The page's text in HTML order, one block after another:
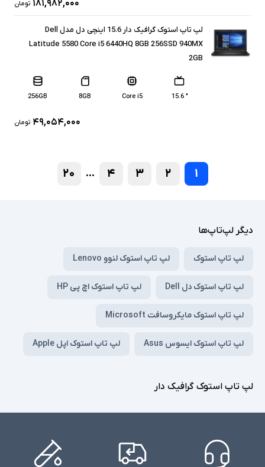
۱۸۱,۹۸۲,۰۰۰ تومان
لپ تاپ استوک گرافیک دار 15.6 اینچی دل مدل Dell
Latitude 5580 Core i5 6440HQ 8GB 256SSD 940MX
2GB
" 15.6
Core i5
8GB
256GB
۴۹,۰۵۴,۰۰۰ تومان
۱ ۲ ۳ ۴ ... ۲۰
دیگر لپ‌تاپ‌ها
لپ تاپ استوک لپ تاپ استوک لنوو Lenovo
لپ تاپ استوک دل Dell لپ تاپ استوک اچ پی HP
لپ تاپ استوک مایکروسافت Microsoft
لپ تاپ استوک ایسوس Asus لپ تاپ استوک اپل Apple
لپ تاپ استوک گرافیک دار